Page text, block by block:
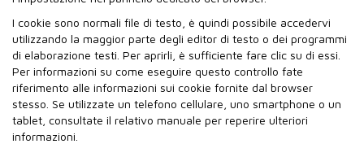
I cookie sono normali file di testo, è quindi possibile accedervi
utilizzando la maggior parte degli editor di testo o dei programmi
di elaborazione testi. Per aprirli, è sufficiente fare clic su di essi.
Per informazioni su come eseguire questo controllo fate
riferimento alle informazioni sui cookie fornite dal browser
stesso. Se utilizzate un telefono cellulare, uno smartphone o un
tablet, consultate il relativo manuale per reperire ulteriori
informazioni.